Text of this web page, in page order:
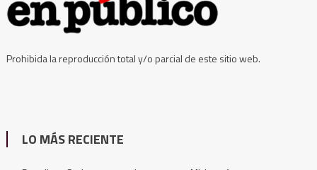
Prohibida la reproducción total y/o parcial de este sitio web.
LO MÁS RECIENTE